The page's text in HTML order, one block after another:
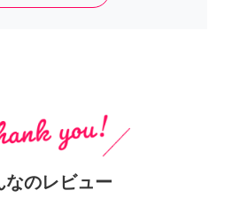
なのレビュー